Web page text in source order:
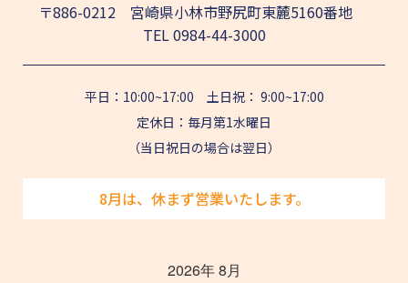
〒886-0212 宮崎県小林市野尻町東麓5160番地
TEL0984-44-3000
平日：10:00~17:00 土日祝： 9:00~17:00
定休日：毎月第1水曜日
（当日祝日の場合は翌日）
8月は、休まず営業いたします。
2026年 8月